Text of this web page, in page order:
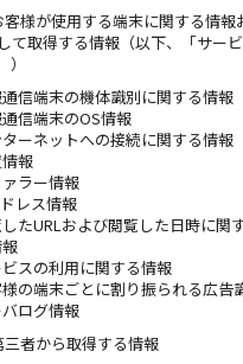
客様が使用する端末に関する情
て取得する情報（以下、「サー
信端末の機体識別に関する情報
信端末のOS情報
ーネットへの接続に関する情報
報
ァラー情報
レス情報
たURLおよび閲覧した日時に関
スの利用に関する情報
の端末ごとに割り振られる広告
ログ情報
三者から取得する情報